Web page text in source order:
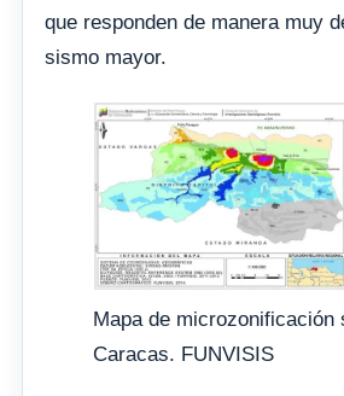
que responden de manera muy
sismo mayor.
Mapa de microzonificación
Caracas. FUNVISIS